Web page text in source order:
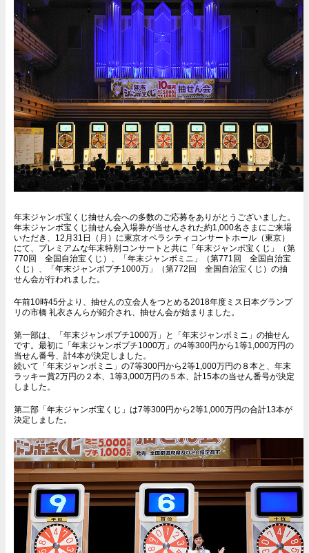
年末ジャンボ宝くじ抽せん会への多数のご応募をありがとうございました。
年末ジャンボ宝くじ抽せん会入場券が当せんされた約1,000名さまにご来場
いただき、12月31日（月）に東京オペラシティコンサートホール（東京）
にて、プレミアムな年末特別コンサートと共に「年末ジャンボ宝くじ」（第
770回 全国自治宝くじ）、「年末ジャンボミニ」（第771回 全国自治宝
くじ）、「年末ジャンボプチ1000万」（第772回 全国自治宝くじ）の抽
せん会が行われました。
午前10時45分より、抽せんの立会人をつとめる2018年度ミス日本グランプ
リの市橋 礼衣さんらが紹介され、抽せん会が始まりました。
第一部は、「年末ジャンボプチ1000万」と「年末ジャンボミニ」の抽せん
です。最初に「年末ジャンボプチ1000万」の4等300円から1等1,000万円の
当せん番号、計4本が決定しました。
続いて「年末ジャンボミニ」の7等300円から2等1,000万円の８本と、年末
ラッキー賞2万円の２本、1等3,000万円の５本、計15本の当せん番号が決定
しました。
第二部「年末ジャンボ宝くじ」は7等300円から2等1,000万円の合計13本が
決定しました。